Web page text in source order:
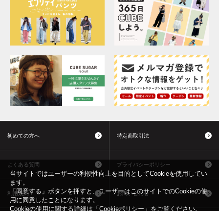
初めての方へ 特定商取引法
よくある質問 プライバシーポリシー
利用規約 お問い合わせ
当サイトではユーザーの利便性向上を目的としてCookieを使用してい
ます。
「同意する」ボタンを押すと、ユーザーはこのサイトでのCookieの使
用に同意したことになります。
Cookieの使用に関する詳細は「 Cookieポリシー 」をご覧ください。